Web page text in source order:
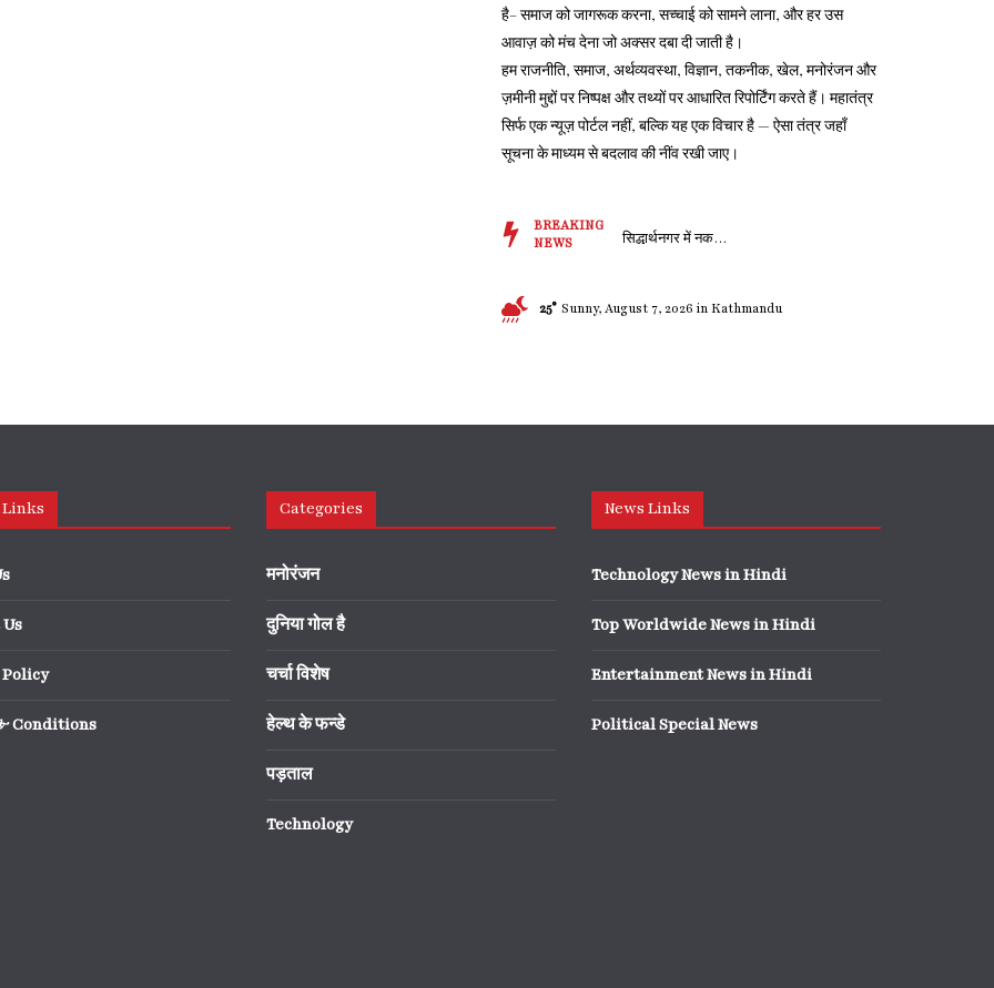
है– समाज को जागरूक करना, सच्चाई को सामने लाना, और हर उस
आवाज़ को मंच देना जो अक्सर दबा दी जाती है।
हम राजनीति, समाज, अर्थव्यवस्था, विज्ञान, तकनीक, खेल, मनोरंजन और
ज़मीनी मुद्दों पर निष्पक्ष और तथ्यों पर आधारित रिपोर्टिंग करते हैं। महातंत्र
सिर्फ एक न्यूज़ पोर्टल नहीं, बल्कि यह एक विचार है — ऐसा तंत्र जहाँ
सूचना के माध्यम से बदलाव की नींव रखी जाए।
BREAKING
NEWS
सिद्धार्थनगर में नकली ...
25° Sunny, August 7, 2026 in Kathmandu
Conditions
Categories
मनोरंजन
दुनिया गोल है
चर्चा विशेष
हेल्थ के फन्डे
पड़ताल
Technology
News Links
Technology News in Hindi
Top Worldwide News in Hindi
Entertainment News in Hindi
Political Special News